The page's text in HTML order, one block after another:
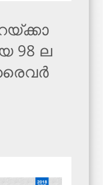
98 ല​